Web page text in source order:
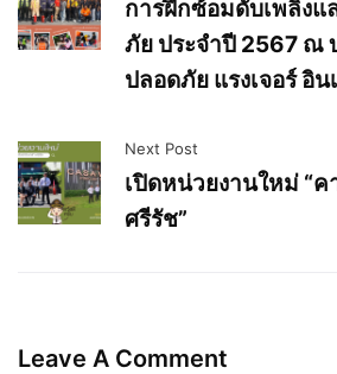
การฝึกซ้อมดับเพลิง
ภัย ประจำปี 2567 ณ
ปลอดภัย แรงเจอร์ อิ
Next Post
เปิดหน่วยงานใหม่ “
ศรีรัช”
Leave A Comment